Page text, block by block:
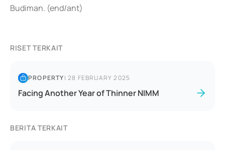
Budiman. (end/ant)
RISET TERKAIT
PROPERTY|28 FEBRUARY 2025
Facing Another Year of Thinner NIMM
BERITA TERKAIT